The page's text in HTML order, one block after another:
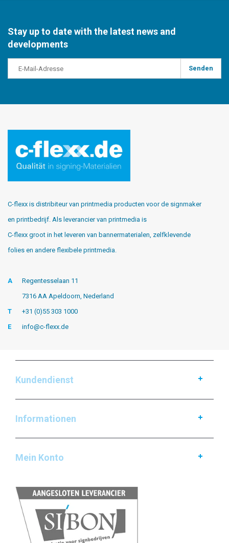
Stay up to date with the latest news and
developments
Senden
C-flexx is distribiteur van printmedia producten voor de signmaker
en printbedrijf. Als leverancier van printmedia is
C-flexx groot in het leveren van bannermaterialen, zelfklevende
folies en andere flexibele printmedia.
A
Regentesselaan 11
7316 AA Apeldoorn, Nederland
T
+31 (0)55 303 1000
E
info@c-flexx.de
Kundendienst
Informationen
Mein Konto